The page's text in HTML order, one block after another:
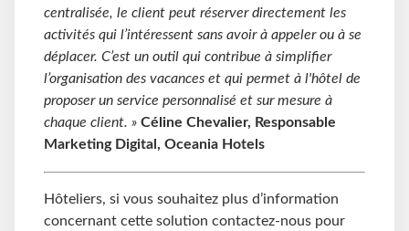
centralisée, le client peut réserver directement les
activités qui l’intéressent sans avoir à appeler ou à se
déplacer. C’est un outil qui contribue à simplifier
l’organisation des vacances et qui permet à l'hôtel de
proposer un service personnalisé et sur mesure à
chaque client. » Céline Chevalier, Responsable
Marketing Digital, Oceania Hotels
Hôteliers, si vous souhaitez plus d’information
concernant cette solution contactez-nous pour